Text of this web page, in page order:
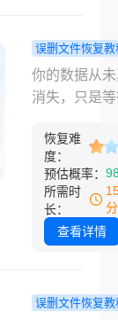
报表，还是
创作者格式
导致素材丢
种焦灼感我
会。今天，
合多年测评
系统梳理格
的硬盘数据
复的实用方
你避免常见
误删文件恢复教
么恢复删除
件？成功率
南！
你的数据从
消失，只是
没备份！
文件误删后
崩溃的瞬间
是一份明天
报表、精心
据丢失带来
恢复难
度：
预估概率：
所需时
长：
查看详情
误删文件恢复教